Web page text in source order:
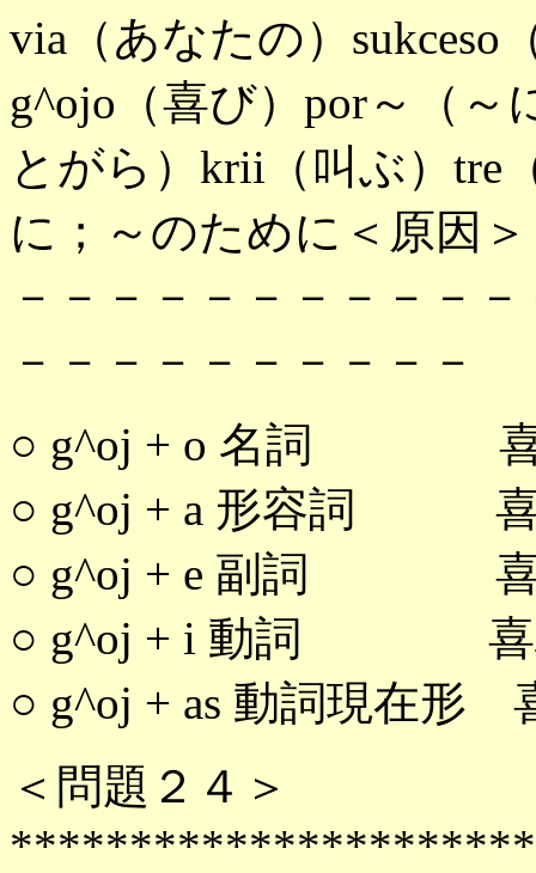
via（あなたの）sukceso
g^ojo（喜び）por～（～
とがら）krii（叫ぶ）tre
に；～のために＜原因
－－－－－－－－－－
－－－－－－－－－－
○ g^oj + o 名詞
○ g^oj + a 形容詞 喜
○ g^oj + e 副詞 喜
○ g^oj + i 動詞 喜
○ g^oj + as 動詞現在形
＜問題２４＞